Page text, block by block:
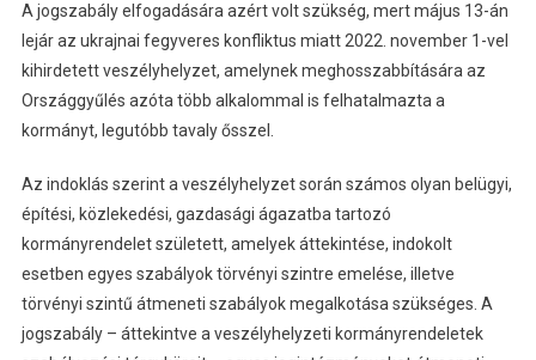
A jogszabály elfogadására azért volt szükség, mert május 13-án
lejár az ukrajnai fegyveres konfliktus miatt 2022. november 1-vel
kihirdetett veszélyhelyzet, amelynek meghosszabbítására az
Országgyűlés azóta több alkalommal is felhatalmazta a
kormányt, legutóbb tavaly ősszel.
Az indoklás szerint a veszélyhelyzet során számos olyan belügyi,
építési, közlekedési, gazdasági ágazatba tartozó
kormányrendelet született, amelyek áttekintése, indokolt
esetben egyes szabályok törvényi szintre emelése, illetve
törvényi szintű átmeneti szabályok megalkotása szükséges. A
jogszabály – áttekintve a veszélyhelyzeti kormányrendeletek